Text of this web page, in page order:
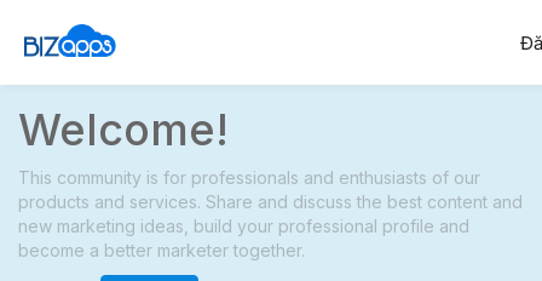
Welcome!
This community is for professionals and enthusiasts of our
products and services. Share and discuss the best content and
new marketing ideas, build your professional profile and
become a better marketer together.